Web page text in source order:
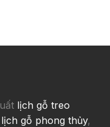
lịch gỗ treo
lịch gỗ phong thủy,